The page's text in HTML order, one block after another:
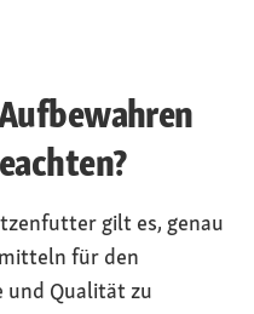
gilt es, genau
für den
und Qualität zu